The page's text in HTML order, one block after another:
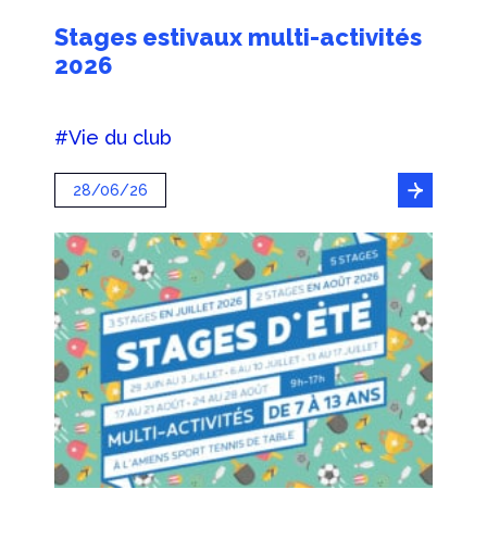
Stages estivaux multi-activités
2026
#Vie du club
28/06/26